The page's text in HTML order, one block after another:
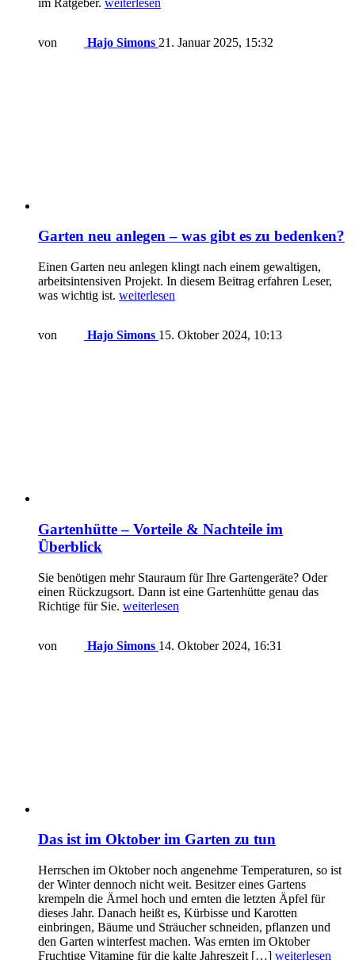
von Hajo Simons 21. Januar 2025, 15:32
Garten neu anlegen – was gibt es zu bedenken?
Einen Garten neu anlegen klingt nach einem gewaltigen,
arbeitsintensiven Projekt. In diesem Beitrag erfahren Leser,
was wichtig ist. weiterlesen
von Hajo Simons 15. Oktober 2024, 10:13
Gartenhütte – Vorteile & Nachteile im
Überblick
Sie benötigen mehr Stauraum für Ihre Gartengeräte? Oder
einen Rückzugsort. Dann ist eine Gartenhütte genau das
Richtige für Sie. weiterlesen
von Hajo Simons 14. Oktober 2024, 16:31
Das ist im Oktober im Garten zu tun
Herrschen im Oktober noch angenehme Temperaturen, so ist
der Winter dennoch nicht weit. Besitzer eines Gartens
krempeln die Ärmel hoch und ernten die letzten Äpfel für
dieses Jahr. Danach heißt es, Kürbisse und Karotten
einbringen, Bäume und Sträucher schneiden, pflanzen und
den Garten winterfest machen. Was ernten im Oktober
Fruchtige Vitamine für die kalte Jahreszeit […] weiterlesen